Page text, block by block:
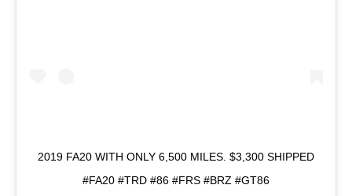
2019 FA20 WITH ONLY 6,500 MILES. $3,300 SHIPPED
#FA20 #TRD #86 #FRS #BRZ #GT86